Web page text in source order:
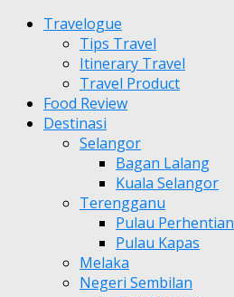
Travelogue
Tips Travel
Itinerary Travel
Travel Product
Food Review
Destinasi
Selangor
Bagan Lalang
Kuala Selangor
Terengganu
Pulau Perhentian
Pulau Kapas
Melaka
Negeri Sembilan